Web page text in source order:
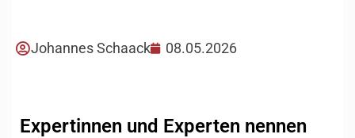
Johannes Schaack 08.05.2026
Expertinnen und Experten nennen